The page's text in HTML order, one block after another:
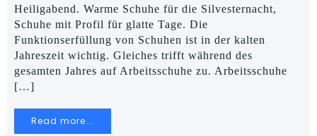
Heiligabend. Warme Schuhe für die Silvesternacht,
Schuhe mit Profil für glatte Tage. Die
Funktionserfüllung von Schuhen ist in der kalten
Jahreszeit wichtig. Gleiches trifft während des
gesamten Jahres auf Arbeitsschuhe zu. Arbeitsschuhe
[…]
Read more...